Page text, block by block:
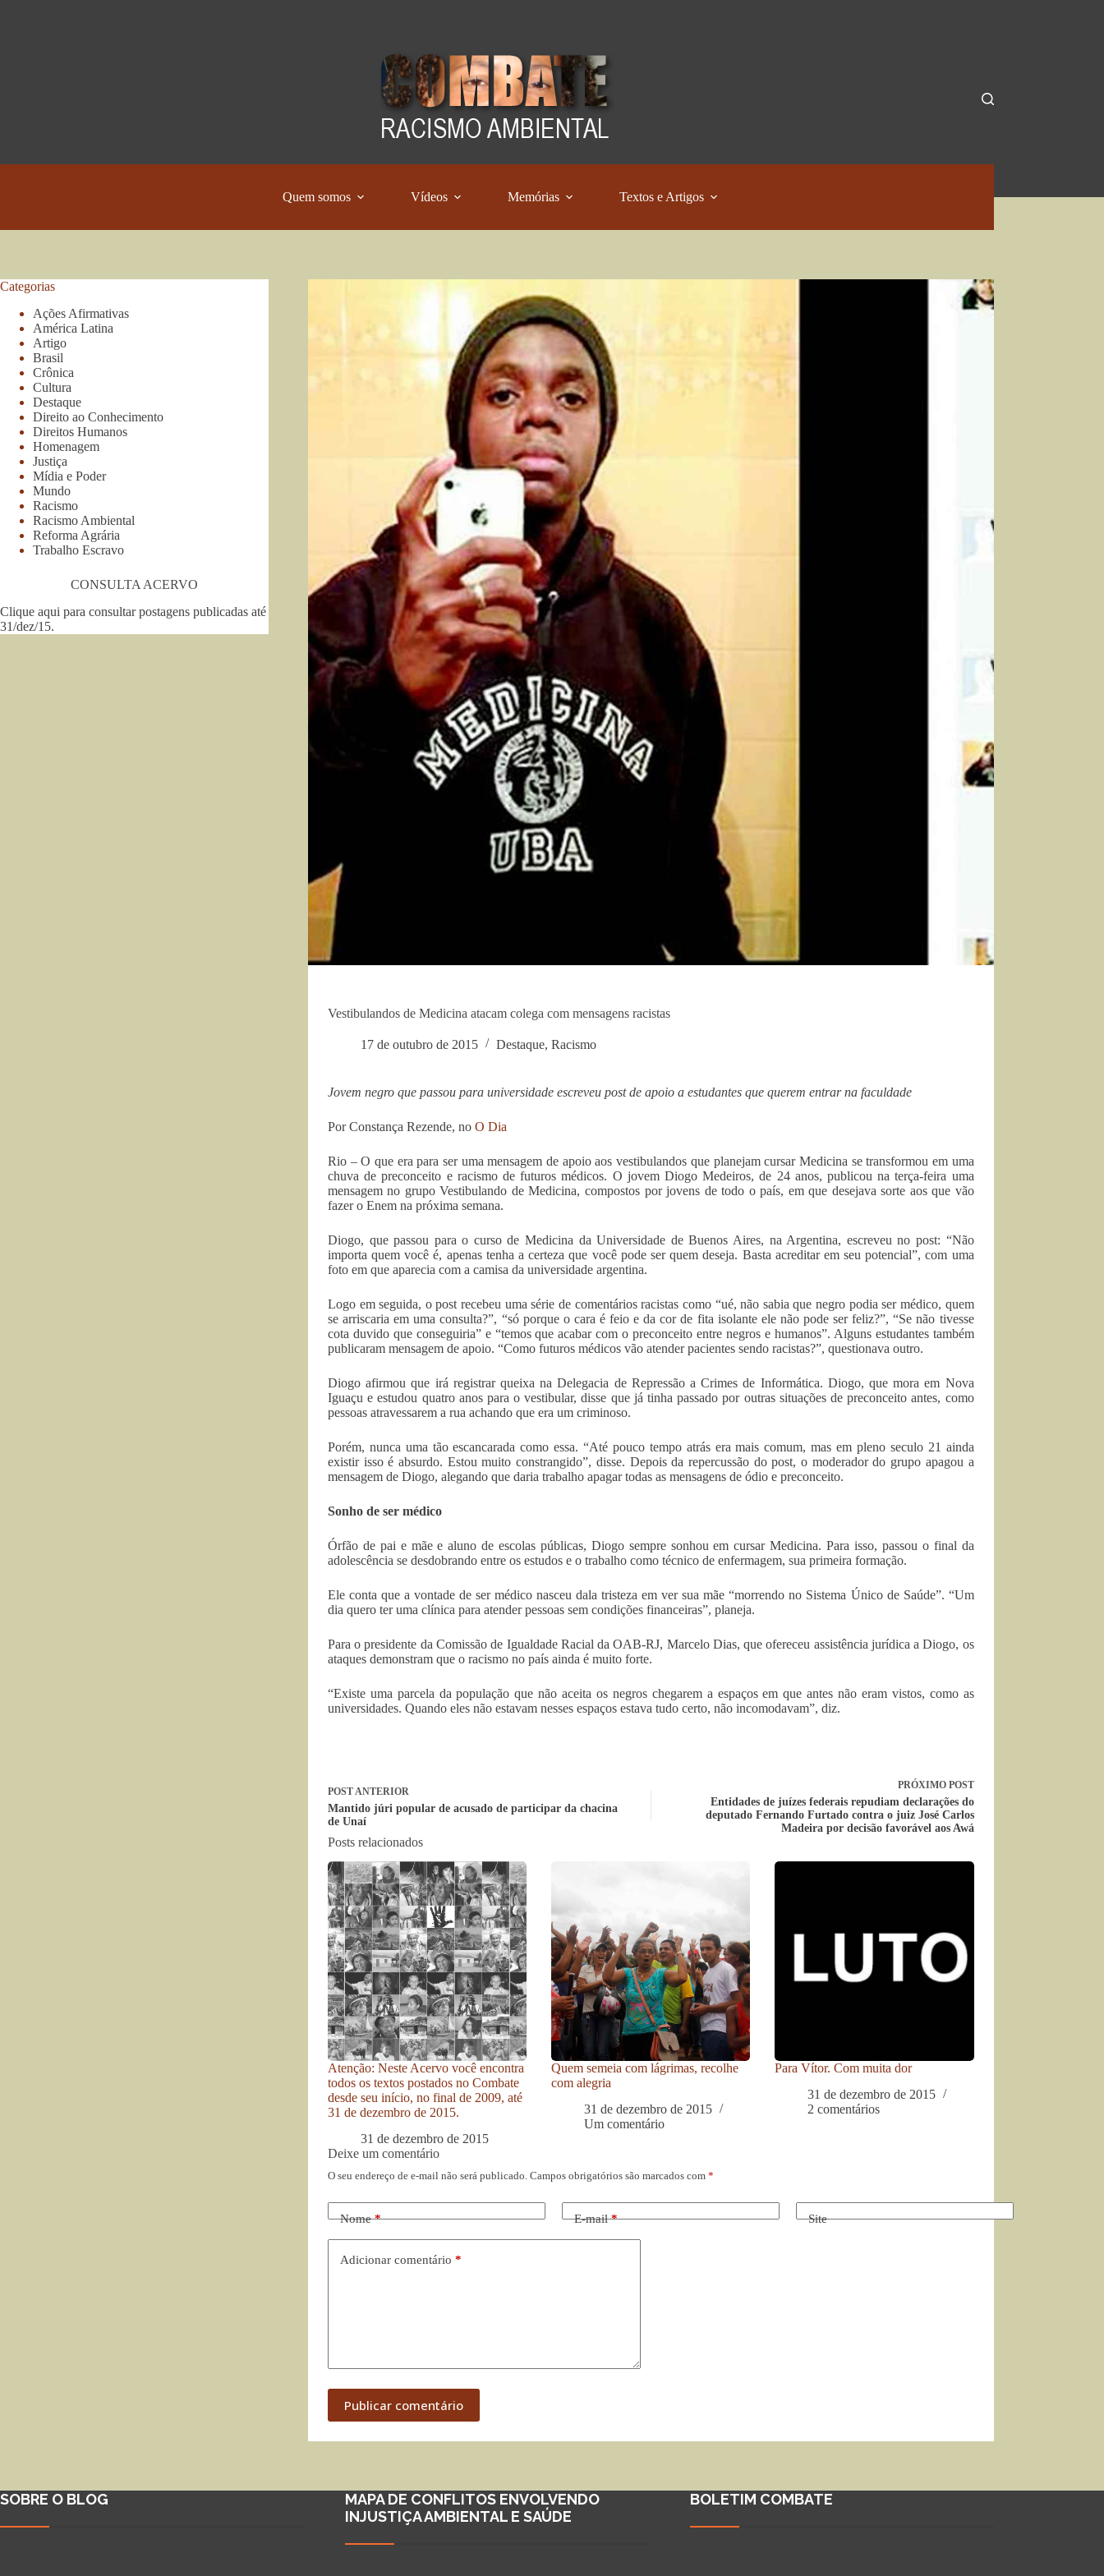
Quem somos Vídeos Memórias Textos e Artigos
Vestibulandos de Medicina atacam colega com mensagens racistas
17 de outubro de 2015 Destaque, Racismo
Jovem negro que passou para universidade escreveu post de apoio a estudantes que querem entrar na faculdade
Por Constança Rezende, no O Dia
Rio – O que era para ser uma mensagem de apoio aos vestibulandos que planejam cursar Medicina se transformou em uma
chuva de preconceito e racismo de futuros médicos. O jovem Diogo Medeiros, de 24 anos, publicou na terça-feira uma
mensagem no grupo Vestibulando de Medicina, compostos por jovens de todo o país, em que desejava sorte aos que vão
fazer o Enem na próxima semana.
Diogo, que passou para o curso de Medicina da Universidade de Buenos Aires, na Argentina, escreveu no post: “Não
importa quem você é, apenas tenha a certeza que você pode ser quem deseja. Basta acreditar em seu potencial”, com uma
foto em que aparecia com a camisa da universidade argentina.
Logo em seguida, o post recebeu uma série de comentários racistas como “ué, não sabia que negro podia ser médico, quem
se arriscaria em uma consulta?”, “só porque o cara é feio e da cor de fita isolante ele não pode ser feliz?”, “Se não tivesse
cota duvido que conseguiria” e “temos que acabar com o preconceito entre negros e humanos”. Alguns estudantes também
publicaram mensagem de apoio. “Como futuros médicos vão atender pacientes sendo racistas?”, questionava outro.
Diogo afirmou que irá registrar queixa na Delegacia de Repressão a Crimes de Informática. Diogo, que mora em Nova
Iguaçu e estudou quatro anos para o vestibular, disse que já tinha passado por outras situações de preconceito antes, como
pessoas atravessarem a rua achando que era um criminoso.
Porém, nunca uma tão escancarada como essa. “Até pouco tempo atrás era mais comum, mas em pleno seculo 21 ainda
existir isso é absurdo. Estou muito constrangido”, disse. Depois da repercussão do post, o moderador do grupo apagou a
mensagem de Diogo, alegando que daria trabalho apagar todas as mensagens de ódio e preconceito.
Sonho de ser médico
Órfão de pai e mãe e aluno de escolas públicas, Diogo sempre sonhou em cursar Medicina. Para isso, passou o final da
adolescência se desdobrando entre os estudos e o trabalho como técnico de enfermagem, sua primeira formação.
Ele conta que a vontade de ser médico nasceu dala tristeza em ver sua mãe “morrendo no Sistema Único de Saúde”. “Um
dia quero ter uma clínica para atender pessoas sem condições financeiras”, planeja.
Para o presidente da Comissão de Igualdade Racial da OAB-RJ, Marcelo Dias, que ofereceu assistência jurídica a Diogo, os
ataques demonstram que o racismo no país ainda é muito forte.
“Existe uma parcela da população que não aceita os negros chegarem a espaços em que antes não eram vistos, como as
universidades. Quando eles não estavam nesses espaços estava tudo certo, não incomodavam”, diz.
POSTANTERIOR
Mantido júri popular de acusado de participar da chacina
de Unaí
PRÓXIMO POST
Entidades de juízes federais repudiam declarações do
deputado Fernando Furtado contra o juiz José Carlos
Madeira por decisão favorável aos Awá
Posts relacionados
Atenção: Neste Acervo você encontra
todos os textos postados no Combate
desde seu início, no final de 2009, até
31 de dezembro de 2015.
31 de dezembro de 2015
Quem semeia com lágrimas, recolhe
com alegria
31 de dezembro de 2015
Um comentário
Para Vítor. Com muita dor
31 de dezembro de 2015
2 comentários
Deixe um comentário
O seu endereço de e-mail não será publicado. Campos obrigatórios são marcados com *
Nome* E-mail* Site
Adicionar comentário *
Publicar comentário
Categorias
Ações Afirmativas
América Latina
Artigo
Brasil
Crônica
Cultura
Destaque
Direito ao Conhecimento
Direitos Humanos
Homenagem
Justiça
Mídia e Poder
Mundo
Racismo
Racismo Ambiental
Reforma Agrária
Trabalho Escravo
CONSULTA ACERVO
Clique aqui para consultar postagens publicadas até
31/dez/15.
SOBRE O BLOG
MAPA DE CONFLITOS ENVOLVENDO
INJUSTIÇA AMBIENTAL E SAÚDE
BOLETIM COMBATE